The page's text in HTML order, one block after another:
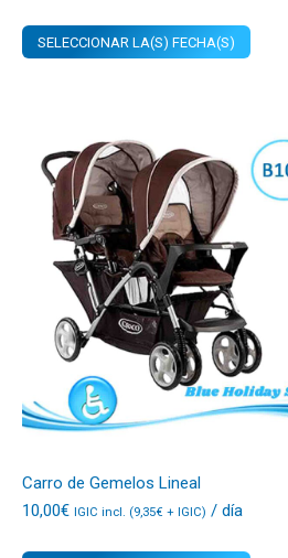
SELECCIONAR LA(S) FECHA(S)
Carro de Gemelos Lineal
10,00€ IGIC incl. (9,35€ + IGIC) / día